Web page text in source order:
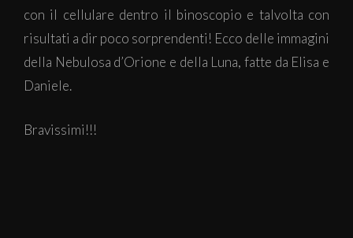
con il cellulare dentro il binoscopio e talvolta con
risultati a dir poco sorprendenti! Ecco delle immagini
della Nebulosa d’Orione e della Luna, fatte da Elisa e
Daniele.
Bravissimi!!!